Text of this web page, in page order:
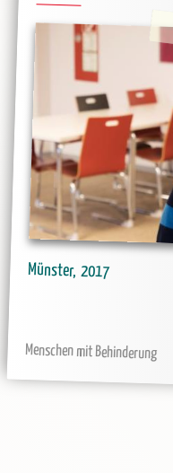
Münster 2017
Menschen mit Behinderung